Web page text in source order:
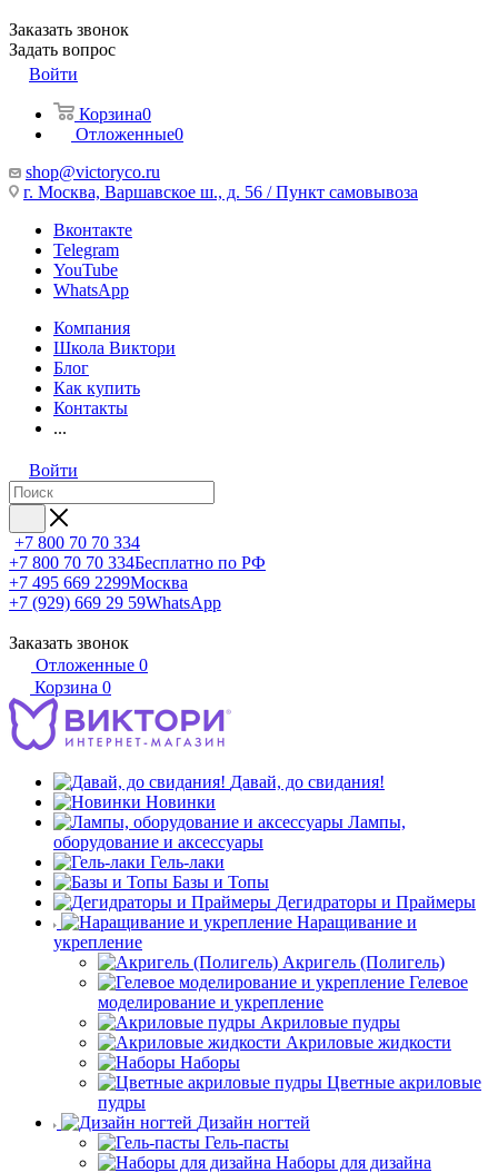
Заказать звонок
Задать вопрос
Войти
Корзина0
Отложенные0
shop@victoryco.ru
г. Москва, Варшавское ш., д. 56 / Пункт самовывоза
Вконтакте
Telegram
YouTube
WhatsApp
Компания
Школа Виктори
Блог
Как купить
Контакты
...
Войти
+7 800 70 70 334
+7 800 70 70 334Бесплатно по РФ
+7 495 669 2299Москва
+7 (929) 669 29 59WhatsApp
Заказать звонок
Отложенные 0
Корзина 0
Давай, до свидания!
Новинки
Лампы,
оборудование и аксессуары
Гель-лаки
Базы и Топы
Дегидраторы и Праймеры
Наращивание и
укрепление
Акригель (Полигель)
Гелевое
моделирование и укрепление
Акриловые пудры
Акриловые жидкости
Наборы
Цветные акриловые
пудры
Дизайн ногтей
Гель-пасты
Наборы для дизайна